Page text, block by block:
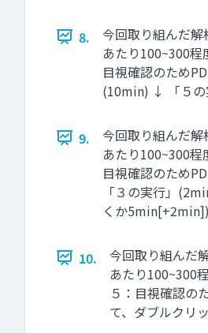
8.
今回取り組んだ
あたり100~300
目視確認のため
(10min) ↓ 「５
9.
今回取り組んだ
あたり100~300
目視確認のため
「３の実行」
くか
10.
今回取り組んだ
あたり100~300
５：目視確認の
て、ダブルクリ